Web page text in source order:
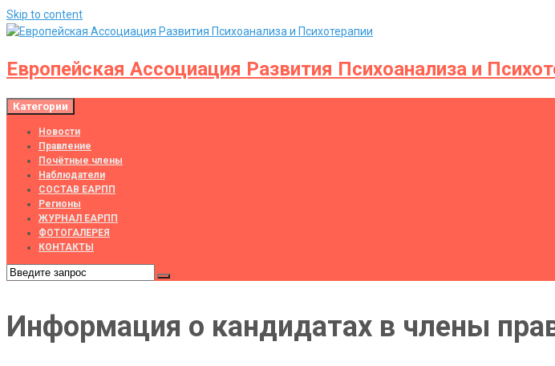
Skip to content
Европейская Ассоциация Развития Психоанализа и
Категории
Новости
Правление
Почётные члены
Наблюдатели
СОСТАВ ЕАРПП
Регионы
ЖУРНАЛ ЕАРПП
ФОТОГАЛЕРЕЯ
КОНТАКТЫ
Информация о кандидатах в члены